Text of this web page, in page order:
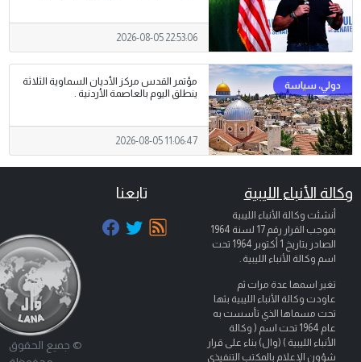
2026-08-05 22:53:06
مؤتمر القدس مركز الأديان السماوية الثلاثة
ينطلق اليوم بالعاصمة الأردنية .
2026-08-05 11:06:47
وكالة الأنباء الليبية
أنشئت وكالة الأنباء الليبية
بموجب القرار رقم 17 لسنة 1964
الصادر بتاريخ 1 أكتوبر 1964
تحت
اسم وكالة الأنباء الليبية .
تغير اسمها عدة مرات ثم
عاودت وكالة الأنباء الليبية بثها
تحت مسماها الذي تأسست به
عام 1964 تحت اسم ( وكالة
الأنباء الليبية ) (وال) بناء على قرار
شؤون الإعلام بالمكتب التنفيذي
تابعنا
© جميع الحقوق